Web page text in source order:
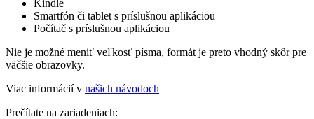
Kindle
Smartfón či tablet s príslušnou aplikáciou
Počítač s príslušnou aplikáciou
Nie je možné meniť veľkosť písma, formát je preto vhodný skôr pre
väčšie obrazovky.
Viac informácií v našich návodoch
Prečítate na zariadeniach: